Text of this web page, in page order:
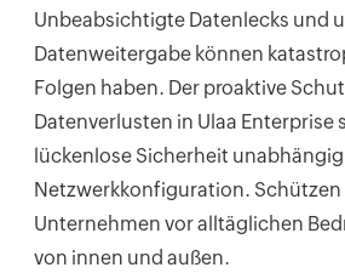
Unbeabsichtigte Datenlecks und
Datenweitergabe können
Folgen haben. Der proaktive
Datenverlusten in Ulaa Enterprise
lückenlose Sicherheit
Netzwerkkonfiguration. Schützen
Unternehmen vor alltäglichen
von innen und außen.